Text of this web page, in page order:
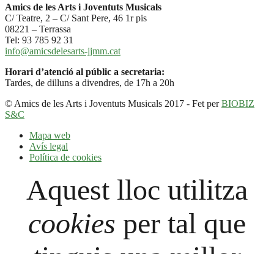
Amics de les Arts i Joventuts Musicals
C/ Teatre, 2 – C/ Sant Pere, 46 1r pis
08221 – Terrassa
Tel: 93 785 92 31
info@amicsdelesarts-jjmm.cat
Horari d’atenció al públic a secretaria:
Tardes, de dilluns a divendres, de 17h a 20h
© Amics de les Arts i Joventuts Musicals 2017 - Fet perBIOBIZ
S&C
Mapa web
Avís legal
Política de cookies
Aquest lloc utilitza
cookies per tal que